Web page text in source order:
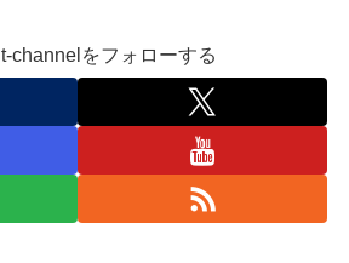
channelをフォローする